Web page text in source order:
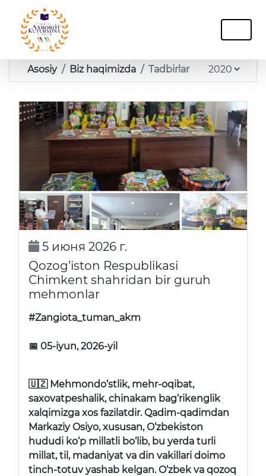
Asosiy Biz haqimizda Tadbirlar
5 июня 2026 г.
Qozog’iston Respublikasi
Chimkent shahridan bir guruh
mehmonlar
#Zangiota_tuman_akm
📅 05-iyun, 2026-yil
🇺🇿 Mehmondo‘stlik, mehr-oqibat,
saxovatpeshalik, chinakam bag‘rikenglik
xalqimizga xos fazilatdir. Qadim-qadimdan
Markaziy Osiyo, xususan, O‘zbekiston
hududi ko‘p millatli bo‘lib, bu yerda turli
millat, til, madaniyat va din vakillari doimo
tinch-totuv yashab kelgan. O‘zbek va qozoq